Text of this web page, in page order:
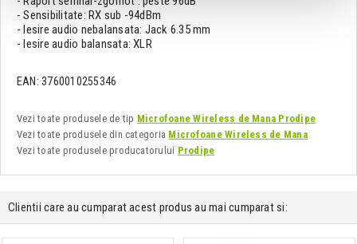
- Sensibilitate: RX sub -94dBm
- Iesire audio nebalansata: Jack 6.35 mm
- Iesire audio balansata: XLR
EAN: 3760010255346
Vezi toate produsele de tip Microfoane Wireless de Mana Prodipe
Vezi toate produsele din categoria Microfoane Wireless de Mana
Vezi toate produsele producatorului Prodipe
Clientii care au cumparat acest produs au mai cumparat si: